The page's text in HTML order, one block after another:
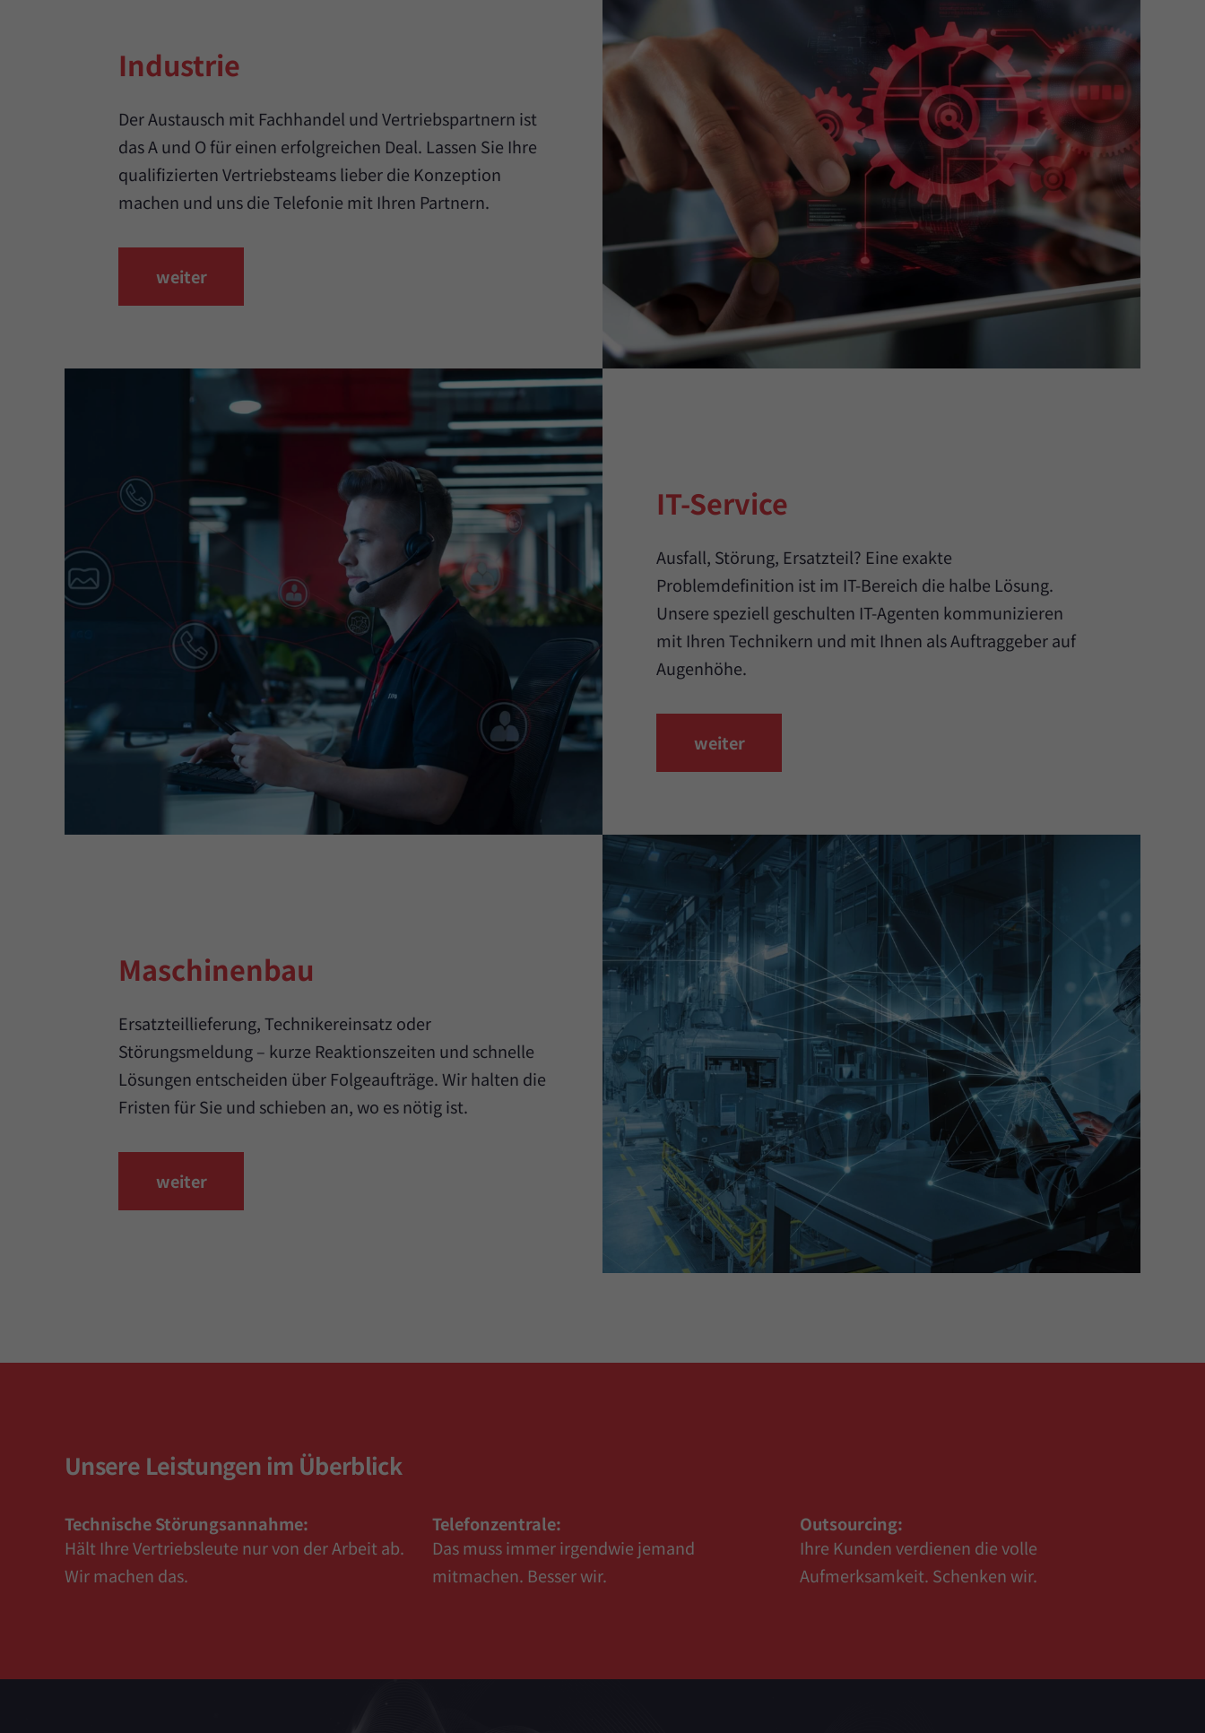
Industrie
Der Austausch mit Fachhandel und Vertriebspartnern ist
das A und O für einen erfolgreichen Deal. Lassen Sie Ihre
qualifizierten Vertriebsteams lieber die Konzeption
machen und uns die Telefonie mit Ihren Partnern.
weiter
IT-Service
Ausfall, Störung, Ersatzteil? Eine exakte
Problemdefinition ist im IT-Bereich die halbe Lösung.
Unsere speziell geschulten IT-Agenten kommunizieren
mit Ihren Technikern und mit Ihnen als Auftraggeber auf
Augenhöhe.
weiter
Maschinenbau
Ersatzteillieferung, Technikereinsatz oder
Störungsmeldung – kurze Reaktionszeiten und schnelle
Lösungen entscheiden über Folgeaufträge. Wir halten die
Fristen für Sie und schieben an, wo es nötig ist.
weiter
Unsere Leistungen im Überblick
Technische Störungsannahme:
Hält Ihre Vertriebsleute nur von der Arbeit ab.
Wir machen das.
Telefonzentrale:
Das muss immer irgendwie jemand
mitmachen. Besser wir.
Outsourcing:
Ihre Kunden verdienen die volle
Aufmerksamkeit. Schenken wir.